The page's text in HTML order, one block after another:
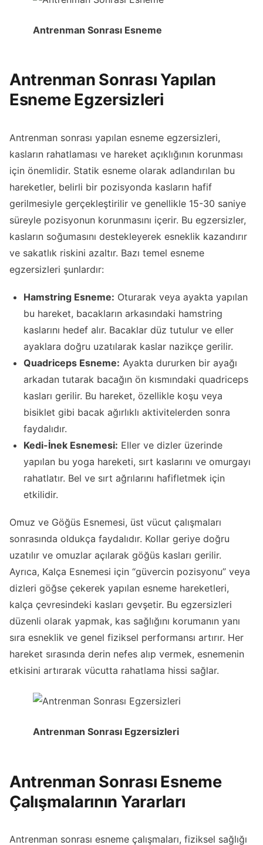
Antrenman Sonrası Esneme
Antrenman Sonrası Yapılan
Esneme Egzersizleri
Antrenman sonrası yapılan esneme egzersizleri,
kasların rahatlaması ve hareket açıklığının korunması
için önemlidir. Statik esneme olarak adlandırılan bu
hareketler, belirli bir pozisyonda kasların hafif
gerilmesiyle gerçekleştirilir ve genellikle 15-30 saniye
süreyle pozisyonun korunmasını içerir. Bu egzersizler,
kasların soğumasını destekleyerek esneklik kazandırır
ve sakatlık riskini azaltır. Bazı temel esneme
egzersizleri şunlardır:
Hamstring Esneme: Oturarak veya ayakta yapılan
bu hareket, bacakların arkasındaki hamstring
kaslarını hedef alır. Bacaklar düz tutulur ve eller
ayaklara doğru uzatılarak kaslar nazikçe gerilir.
Quadriceps Esneme: Ayakta dururken bir ayağı
arkadan tutarak bacağın ön kısmındaki quadriceps
kasları gerilir. Bu hareket, özellikle koşu veya
bisiklet gibi bacak ağırlıklı aktivitelerden sonra
faydalıdır.
Kedi-İnek Esnemesi: Eller ve dizler üzerinde
yapılan bu yoga hareketi, sırt kaslarını ve omurgayı
rahatlatır. Bel ve sırt ağrılarını hafifletmek için
etkilidir.
Omuz ve Göğüs Esnemesi, üst vücut çalışmaları
sonrasında oldukça faydalıdır. Kollar geriye doğru
uzatılır ve omuzlar açılarak göğüs kasları gerilir.
Ayrıca, Kalça Esnemesi için “güvercin pozisyonu” veya
dizleri göğse çekerek yapılan esneme hareketleri,
kalça çevresindeki kasları gevşetir. Bu egzersizleri
düzenli olarak yapmak, kas sağlığını korumanın yanı
sıra esneklik ve genel fiziksel performansı artırır. Her
hareket sırasında derin nefes alıp vermek, esnemenin
etkisini artırarak vücutta rahatlama hissi sağlar.
Antrenman Sonrası Egzersizleri
Antrenman Sonrası Esneme
Çalışmalarının Yararları
Antrenman sonrası esneme çalışmaları, fiziksel sağlığı